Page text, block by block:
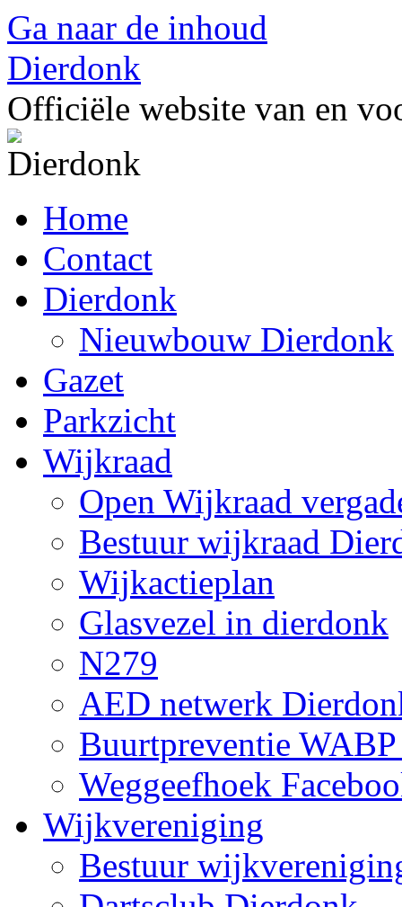
Ga naar de inhoud
Dierdonk
Officiële website van en
Home
Contact
Dierdonk
Nieuwbouw Dierdonk
Gazet
Parkzicht
Wijkraad
Open Wijkraad
Bestuur wijkraad
Wijkactieplan
Glasvezel in dierdonk
N279
AED netwerk
Buurtpreventie
Weggeefhoek
Wijkvereniging
Bestuur